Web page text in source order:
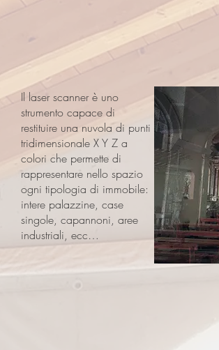
Il laser scanner è uno
strumento capace di
restituire una nuvola di punti
tridimensionale X Y Z a
colori che permette di
rappresentare nello spazio
ogni tipologia di immobile:
intere palazzine, case
singole, capannoni, aree
industriali, ecc…